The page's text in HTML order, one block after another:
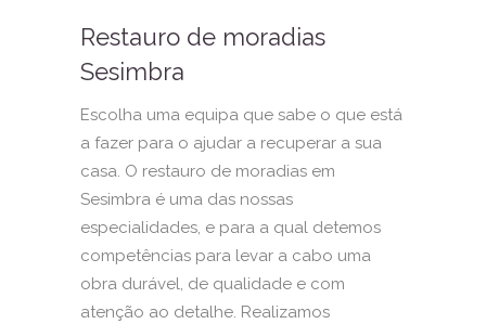
Restauro de moradias
Sesimbra
Escolha uma equipa que sabe o que está
a fazer para o ajudar a recuperar a sua
casa. O restauro de moradias em
Sesimbra é uma das nossas
especialidades, e para a qual detemos
competências para levar a cabo uma
obra durável, de qualidade e com
atenção ao detalhe. Realizamos